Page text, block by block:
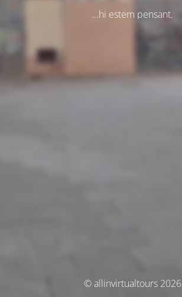
...hi estem pensant.
© allinvirtualtours 2026